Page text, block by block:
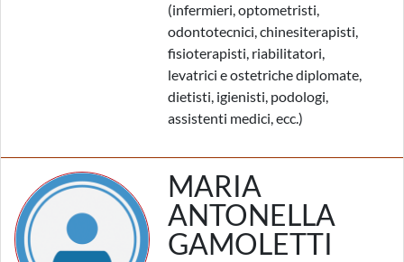
(infermieri, optometristi,
odontotecnici, chinesiterapisti,
fisioterapisti, riabilitatori,
levatrici e ostetriche diplomate,
dietisti, igienisti, podologi,
assistenti medici, ecc.)
MARIA
ANTONELLA
GAMOLETTI